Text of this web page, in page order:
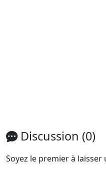
Discussion (0)
Soyez le premier à